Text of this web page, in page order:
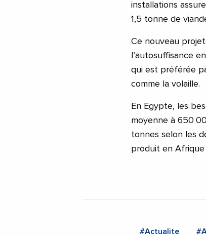
installations
1,5 tonne de
Ce nouveau projet
l’autosuffisance
qui est préférée
comme la volaille.
En Egypte, les
moyenne à 650
tonnes selon les
produit en Afrique
#Actualite